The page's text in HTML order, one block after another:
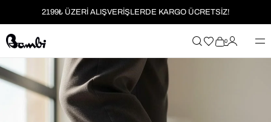
2199₺ ÜZERİ ALIŞVERİŞLERDE KARGO ÜCRETSİZ!
MOBİL UYGULAMAYA ÖZEL İLK ALIŞVERİŞİNİZE %5 İNDİRİM
HER SİPARİŞTE %2 PARAPUAN
2199₺ ÜZERİ ALIŞVERİŞLERDE KARGO ÜCRETSİZ!
0